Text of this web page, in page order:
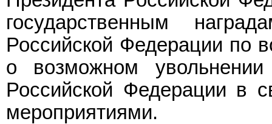
государственным
Российской Федерации по
о возможном
Российской Федерации в
мероприятиями.